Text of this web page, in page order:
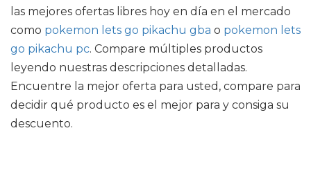
las mejores ofertas libres hoy en día en el mercado
como pokemon lets go pikachu gba o pokemon lets
go pikachu pc. Compare múltiples productos
leyendo nuestras descripciones detalladas.
Encuentre la mejor oferta para usted, compare para
decidir qué producto es el mejor para y consiga su
descuento.